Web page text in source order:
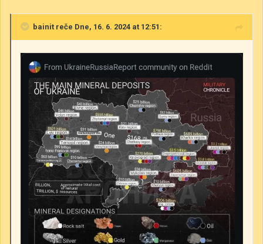
bainit reče Dne, 16. 6. 2024 at 12:51: